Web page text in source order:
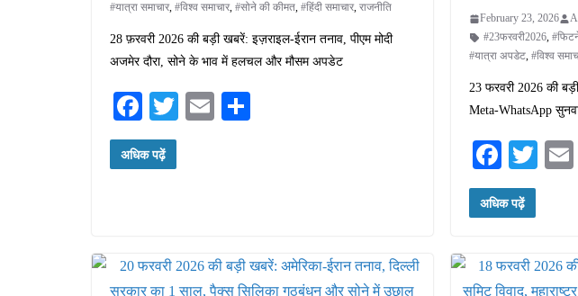
#यात्रा समाचार, #विश्व समाचार, #सोने की कीमत, #हिंदी समाचार, राजनीति
28 फ़रवरी 2026 की बड़ी खबरें: इज़राइल-ईरान तनाव, पीएम मोदी
अजमेर दौरा, सोने के भाव में हलचल और मौसम अपडेट
Fa
ce
bo
T
E
अधिक पढ़ें
February 23, 2026
#23फरवरी2026,
#यात्रा अपडेट, #विश्व
23 फरवरी 2026 की
Meta-WhatsApp
Fa
ce
bo
T
अधिक पढ़ें